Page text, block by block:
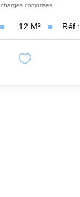
charges comprises
12 M² Réf :